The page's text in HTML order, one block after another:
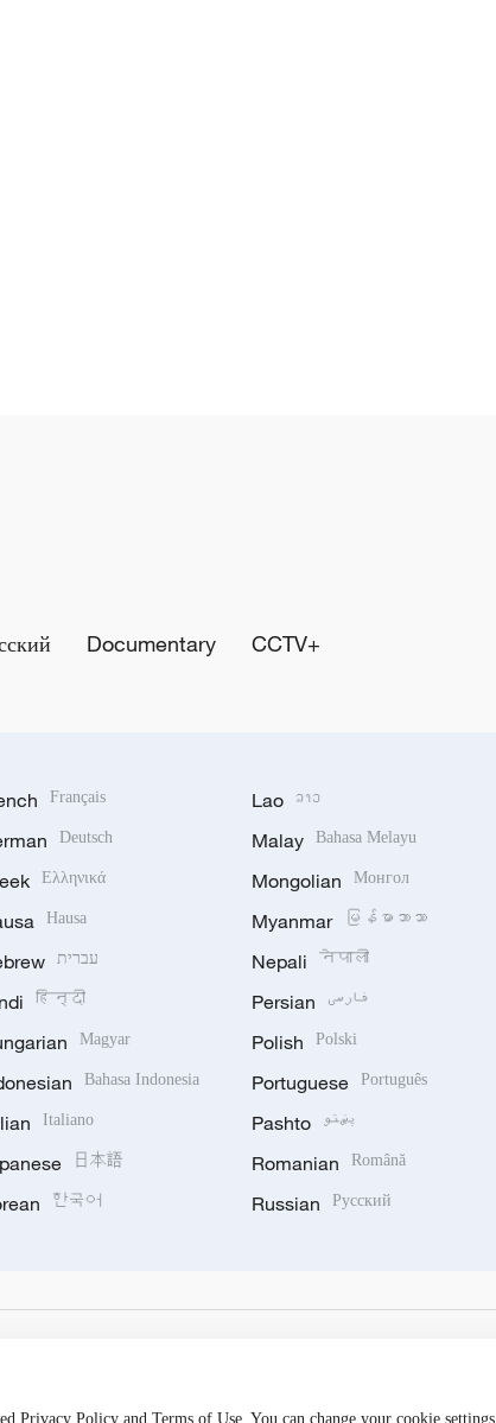
Documentary CCTV+
Français
Deutsch
Ελληνικά
Hausa
עברית
हिन्दी
Magyar
Bahasa Indonesia
Italiano
日本語
한국어
Lao ລາວ
Malay Bahasa Melayu
Mongolian Монгол
Myanmar မြန်မာဘာသာ
Nepali नेपाली
Persian فارسی
Polish Polski
Portuguese Português
Pashto پښتو
Romanian Română
Russian Русский
Privacy Policy and Terms of Use. You can change your cookie settings